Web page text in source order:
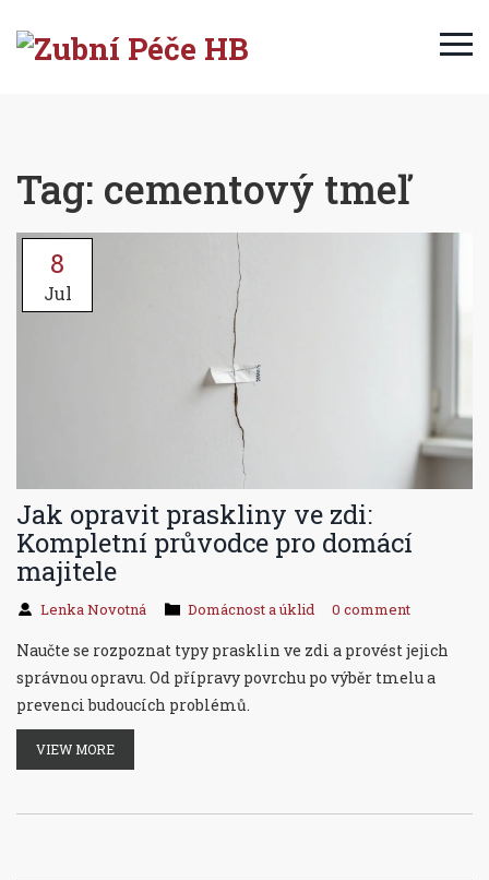
Tag: cementový tmeľ
8
Jul
Jak opravit praskliny ve zdi:
Kompletní průvodce pro domácí
majitele
Lenka Novotná Domácnost a úklid 0 comment
Naučte se rozpoznat typy prasklin ve zdi a provést jejich
správnou opravu. Od přípravy povrchu po výběr tmelu a
prevenci budoucích problémů.
VIEW MORE